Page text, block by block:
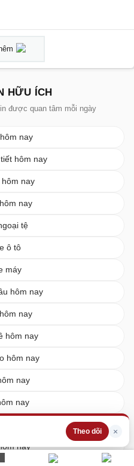
Theo dõi ×
HỮU ÍCH
được quan tâm mỗi ngày
nay
hôm nay
nay
nay
tệ
ô tô
máy
hôm nay
nay
hôm nay
hôm nay
nay
nay
nay